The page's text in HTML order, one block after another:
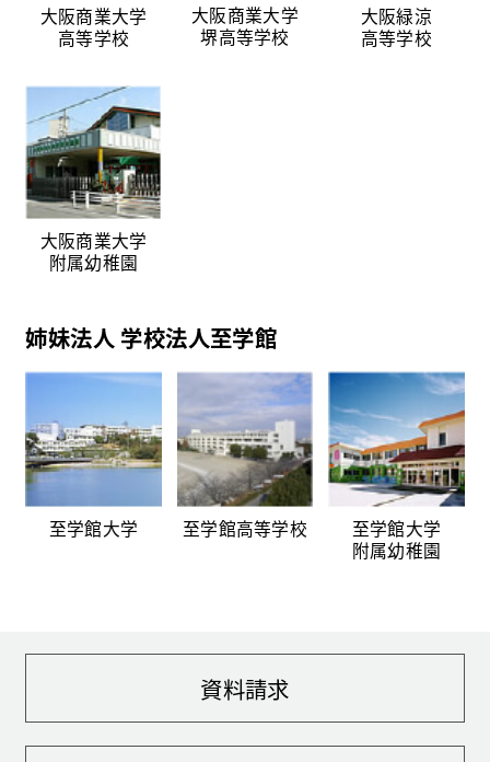
大阪商業大学
高等学校
大阪商業大学
堺高等学校
大阪緑涼
高等学校
大阪商業大学
附属幼稚園
姉妹法人 学校法人至学館
至学館大学 至学館高等学校
至学館大学
附属幼稚園
資料請求